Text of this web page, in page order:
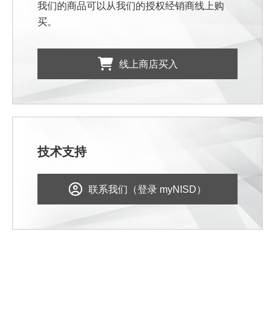
我们的商品可以从我们的授权经销商线上购
买。
线上商店买入
技术支持
联系我们（登录 myNISD）